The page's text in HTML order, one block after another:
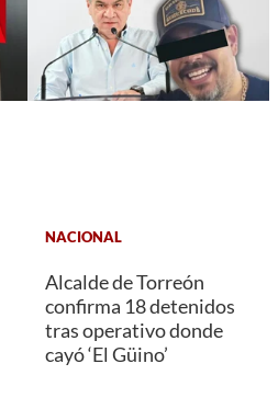
NACIONAL
Alcalde de Torreón
confirma 18 detenidos
tras operativo donde
cayó ‘El Güino’